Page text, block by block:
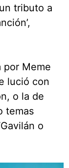
tributo a
por Meme
lució con
o la de
temas
o